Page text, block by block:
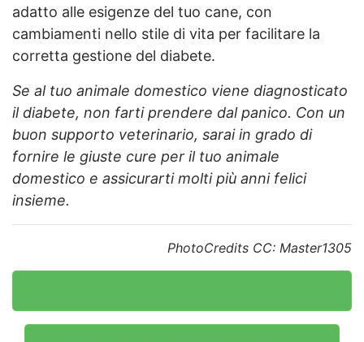
adatto alle esigenze del tuo cane, con
cambiamenti nello stile di vita per facilitare la
corretta gestione del diabete.
Se al tuo animale domestico viene diagnosticato
il diabete, non farti prendere dal panico. Con un
buon supporto veterinario, sarai in grado di
fornire le giuste cure per il tuo animale
domestico e assicurarti molti più anni felici
insieme.
PhotoCredits CC: Master1305